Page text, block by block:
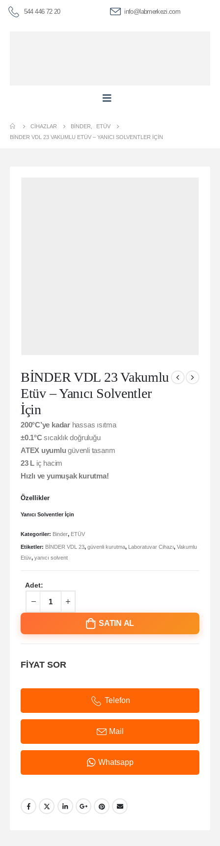
544 446 72 20 info@labmerkezi.com
CIHAZLAR BINDER
ETÜV
BİNDER VDL 23 VAKUMLU ETÜV – YANICI SOLVENTLER İÇIN
BİNDER VDL 23 Vakumlu
Etüv – Yanıcı Solventler
İçin
200°C’ye kadarhassas ısıtma
±0.1°C sıcaklık doğruluğu
ATEX uyumlu güvenli tasarım
23 L iç hacim
Hızlı ve yumuşak kurutma!
Özellikler
Yanıcı Solventler İçin
Kategoriler: Binder, ETÜV
Etiketler: BİNDER VDL 23, güvenli kurutma, Laboratuvar Cihazı, Vakumlu
Etüv, yanıcı solvent
Adet:
SATIN AL
FİYAT SOR
Telefon
Mail
Whatsapp